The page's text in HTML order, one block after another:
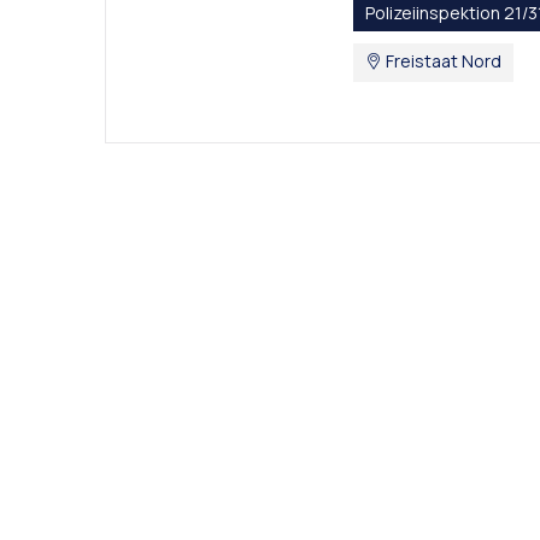
Polizeiinspektion 21/
Freistaat Nord